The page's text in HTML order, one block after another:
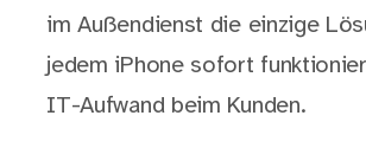
im Außendienst die einzige
jedem iPhone sofort
IT-Aufwand beim Kunden.